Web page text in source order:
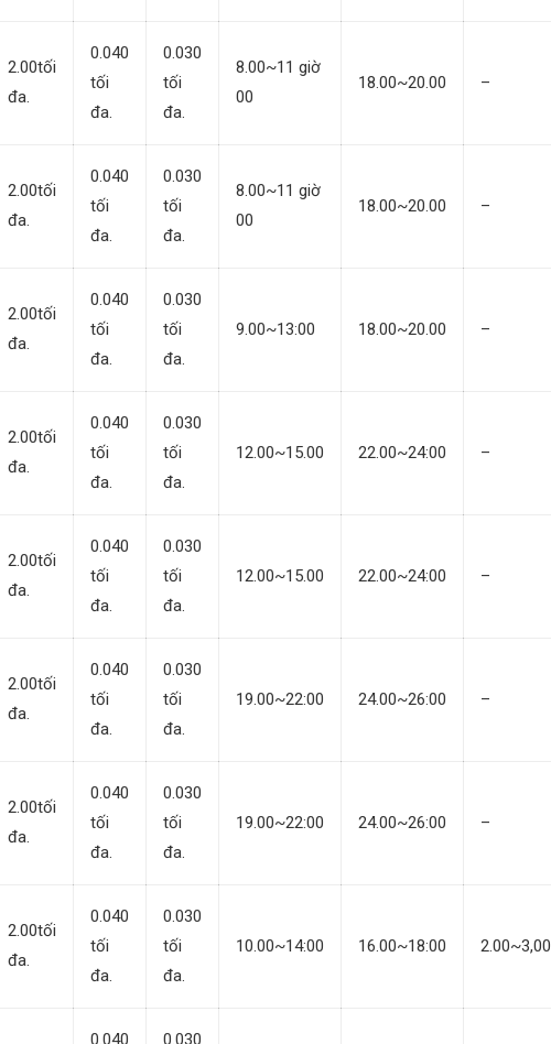
2.00tối
đa.
0.040
tối
đa.
0.030
tối
đa.
8.00~11 giờ
00
18.00~20.00 –
2.00tối
đa.
0.040
tối
đa.
0.030
tối
đa.
8.00~11 giờ
00
18.00~20.00 –
2.00tối
đa.
0.040
tối
đa.
0.030
tối
đa.
9.00~13:00 18.00~20.00 –
2.00tối
đa.
0.040
tối
đa.
0.030
tối
đa.
12.00~15.00 22.00~24:00 –
2.00tối
đa.
0.040
tối
đa.
0.030
tối
đa.
12.00~15.00 22.00~24:00 –
2.00tối
đa.
0.040
tối
đa.
0.030
tối
đa.
19.00~22:00 24.00~26:00 –
2.00tối
đa.
0.040
tối
đa.
0.030
tối
đa.
19.00~22:00 24.00~26:00 –
2.00tối
đa.
0.040
tối
đa.
0.030
tối
đa.
10.00~14:00 16.00~18:00 2.00~3,00
0.040 0.030